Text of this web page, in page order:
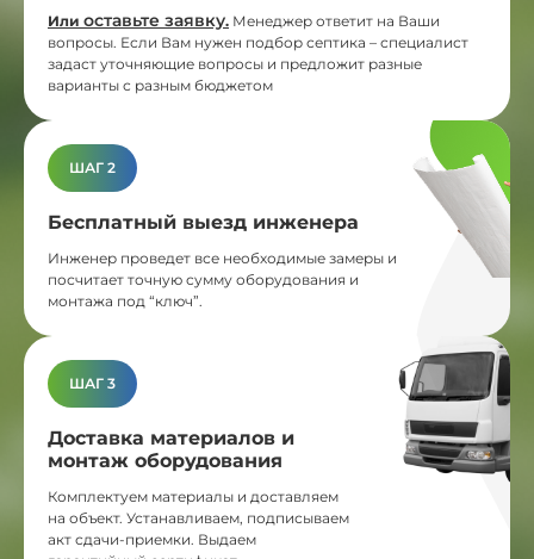
Или оставьте заявку. Менеджер ответит на Ваши
вопросы. Если Вам нужен подбор септика – специалист
задаст уточняющие вопросы и предложит разные
варианты с разным бюджетом
ШАГ 2
Бесплатный выезд инженера
Инженер проведет все необходимые замеры и
посчитает точную сумму оборудования и
монтажа под “ключ”.
ШАГ 3
Доставка материалов и
монтаж оборудования
Комплектуем материалы и доставляем
на объект. Устанавливаем, подписываем
акт сдачи-приемки. Выдаем